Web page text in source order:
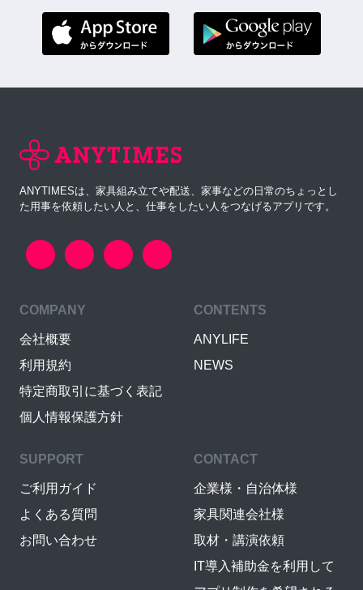
ANYTIMESは、家具組み立てや配送、家事などの日常のちょっとし
た用事を依頼したい人と、仕事をしたい人をつなげるアプリです。
COMPANY
会社概要
利用規約
特定商取引に基づく表記
個人情報保護方針
CONTENTS
ANYLIFE
NEWS
SUPPORT
ご利用ガイド
よくある質問
お問い合わせ
CONTACT
企業様・自治体様
家具関連会社様
取材・講演依頼
IT導入補助金を利用して